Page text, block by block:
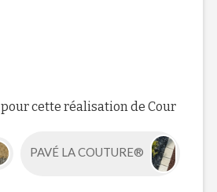
pour cette réalisation de Cour
PAVÉ LA COUTURE®